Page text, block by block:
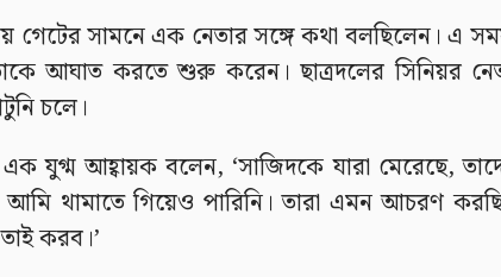
গেটের সামনে এক নেতার সঙ্গে কথা বলছিলেন। এ
আঘাত করতে শুরু করেন। ছাত্রদলের সিনিয়র
চলে।
যুগ্ম আহ্বায়ক বলেন, ‘সাজিদকে যারা মেরেছে,
থামাতে গিয়েও পারিনি। তারা এমন আচরণ
করব।’